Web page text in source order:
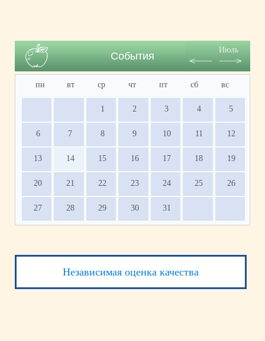
События
Июль
пн вт ср чт пт сб вс
1 2 3 4 5
6 7 8 9 10 11 12
13 14 15 16 17 18 19
20 21 22 23 24 25 26
27 28 29 30 31
Независимая оценка качества